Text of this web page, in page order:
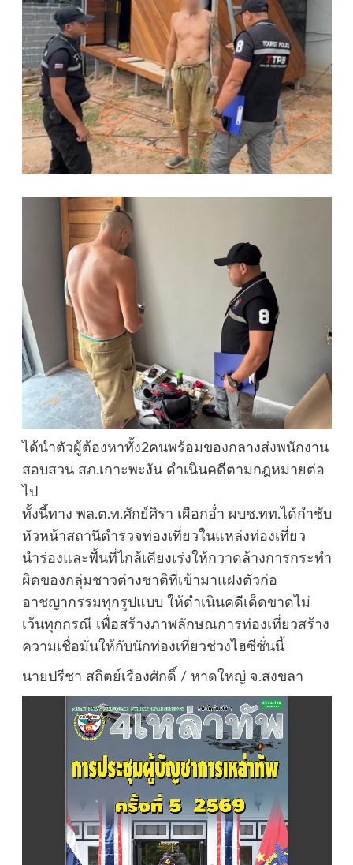
ได้นำตัวผู้ต้องหาทั้ง2คนพร้อมของกลางส่งพนักงาน
สอบสวน สภ.เกาะพะงัน ดำเนินคดีตามกฎหมายต่อ
ไป
ทั้งนี้ทาง พล.ต.ท.ศักย์ศิรา เผือกอ่ำ ผบช.ทท.ได้กำชับ
หัวหน้าสถานีตำรวจท่องเที่ยวในแหล่งท่องเที่ยว
นำร่องและพื้นที่ไกล้เคียงเร่งให้กวาดล้างการกระทำ
ผิดของกลุ่มชาวต่างชาติที่เข้ามาแฝงตัวก่อ
อาชญากรรมทุกรูปแบบ ให้ดำเนินคดีเด็ดขาดไม่
เว้นทุกกรณี เพื่อสร้างภาพลักษณการท่องเที่ยวสร้าง
ความเชื่อมั่นให้กับนักท่องเที่ยวช่วงไฮซีชั่นนี้
นายปรีชา สถิตย์เรืองศักดิ์ / หาดใหญ่ จ.สงขลา